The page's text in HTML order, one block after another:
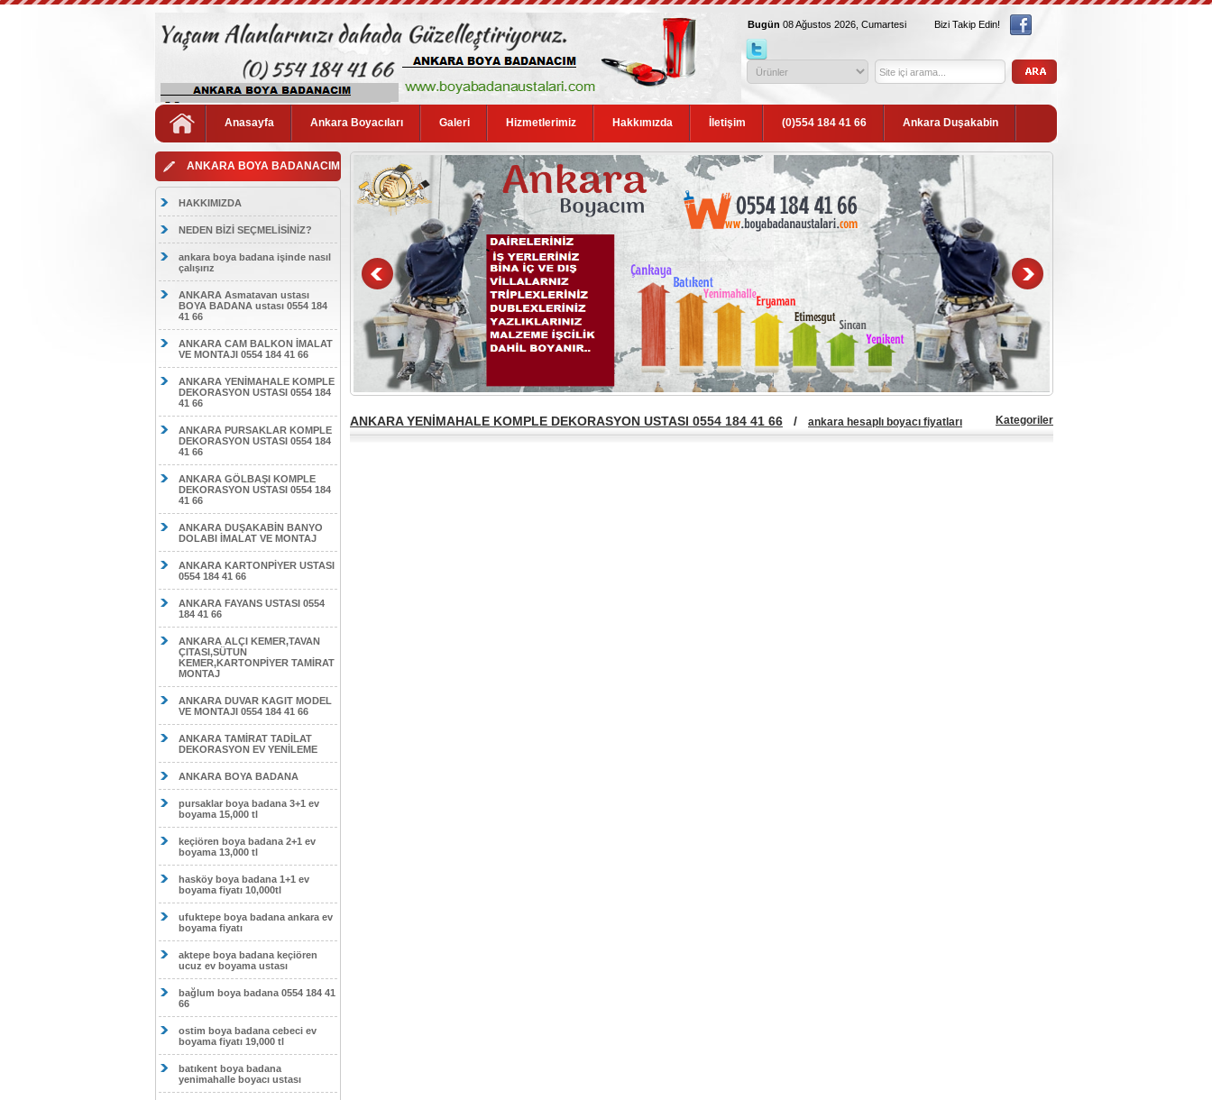
Bugün 08 Ağustos 2026, Cumartesi Bizi Takip Edin!
Anasayfa Ankara Boyacıları Galeri Hizmetlerimiz Hakkımızda İletişim (0)554 184 41 66 Ankara Duşakabin
ANKARA BOYA BADANACIM
HAKKIMIZDA
NEDEN BİZİ SEÇMELİSİNİZ?
ankara boya badana işinde nasıl
çalışırız
ANKARA Asmatavan ustası
BOYA BADANA ustası 0554 184
41 66
ANKARA CAM BALKON İMALAT
VE MONTAJI 0554 184 41 66
ANKARA YENİMAHALE KOMPLE
DEKORASYON USTASI 0554 184
41 66
ANKARA PURSAKLAR KOMPLE
DEKORASYON USTASI 0554 184
41 66
ANKARA GÖLBAŞI KOMPLE
DEKORASYON USTASI 0554 184
41 66
ANKARA DUŞAKABİN BANYO
DOLABI İMALAT VE MONTAJ
ANKARA KARTONPİYER USTASI
0554 184 41 66
ANKARA FAYANS USTASI 0554
184 41 66
ANKARA ALÇI KEMER,TAVAN
ÇITASI,SÜTUN
KEMER,KARTONPİYER TAMİRAT
MONTAJ
ANKARA DUVAR KAGIT MODEL
VE MONTAJI 0554 184 41 66
ANKARA TAMİRAT TADİLAT
DEKORASYON EV YENİLEME
ANKARA BOYA BADANA
pursaklar boya badana 3+1 ev
boyama 15,000 tl
keçiören boya badana 2+1 ev
boyama 13,000 tl
hasköy boya badana 1+1 ev
boyama fiyatı 10,000tl
ufuktepe boya badana ankara ev
boyama fiyatı
aktepe boya badana keçiören
ucuz ev boyama ustası
bağlum boya badana 0554 184 41
66
ostim boya badana cebeci ev
boyama fiyatı 19,000 tl
batıkent boya badana
yenimahalle boyacı ustası
ANKARA YENİMAHALE KOMPLE DEKORASYON USTASI 0554 184 41 66 / ankara hesaplı boyacı fiyatları Kategoriler